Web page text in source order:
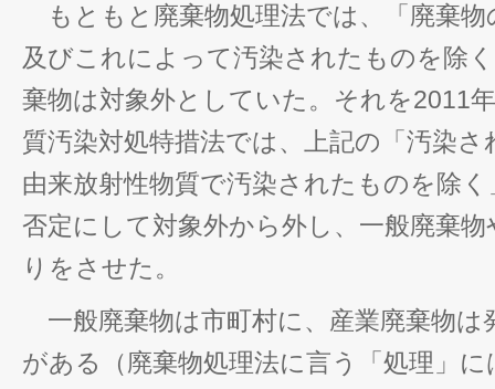
もともと廃棄物処理法では、「廃棄物
及びこれによって汚染されたものを除
棄物は対象外としていた。それを2011
質汚染対処特措法では、上記の「汚染
由来放射性物質で汚染されたものを除
否定にして対象外から外し、一般廃棄
りをさせた。
一般廃棄物は市町村に、産業廃棄物は
がある（廃棄物処理法に言う「処理」